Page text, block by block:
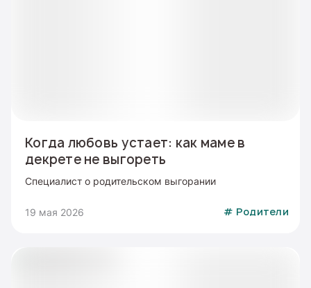
Когда любовь устает: как маме в
декрете не выгореть
Специалист о родительском выгорании
19 мая 2026 # Родители